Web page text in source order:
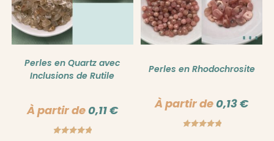
Perles en Quartz avec
Inclusions de Rutile
À partir de 0,11€
Perles en Rhodochrosite
À partir de 0,13€